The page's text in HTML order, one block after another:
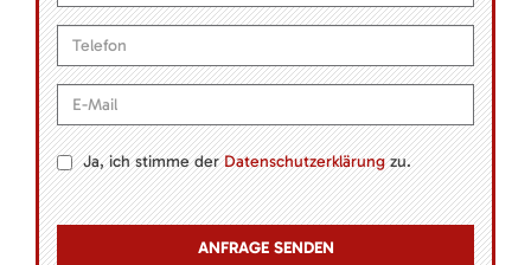
Ja, ich stimme derDatenschutzerklärungzu.